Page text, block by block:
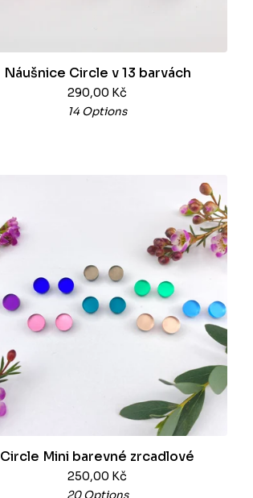
Náušnice Circle v 13 barvách
290,00 Kč
14 Options
Circle Mini barevné zrcadlové
250,00 Kč
20 Options